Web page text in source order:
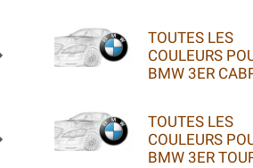
TOUTES LES
COULEURS
BMW 3ER
TOUTES LES
COULEURS
BMW 3ER